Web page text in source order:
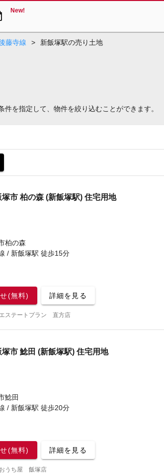
New!
藤寺線 > 新飯塚駅の売り土地
を指定して、物件を絞り込むことができます。
塚市 柏の森 (新飯塚駅) 住宅用地
柏の森
/ 新飯塚駅 徒歩15分
(無料) 詳細を見る
ステートプラン 直方店
塚市 鯰田 (新飯塚駅) 住宅用地
鯰田
/ 新飯塚駅 徒歩20分
(無料) 詳細を見る
うち屋 飯塚店